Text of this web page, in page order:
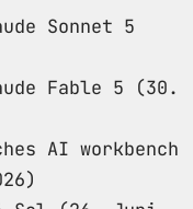
Sonnet 5
Fable 5 (30.
AI workbench